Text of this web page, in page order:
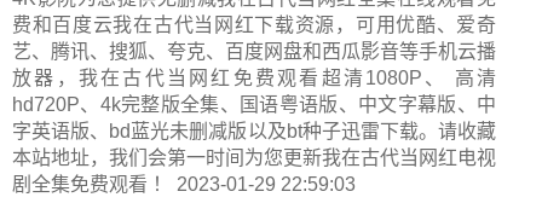
费和百度云我在古代当网红下载资源，可用优酷、爱奇
艺、腾讯、搜狐、夸克、百度网盘和西瓜影音等手机云播
放器，我在古代当网红免费观看超清1080P、 高清
hd720P、4k完整版全集、国语粤语版、中文字幕版、中
字英语版、bd蓝光未删减版以及bt种子迅雷下载。请收藏
本站地址，我们会第一时间为您更新我在古代当网红电视
剧全集免费观看 ！ 2023-01-29 22:59:03